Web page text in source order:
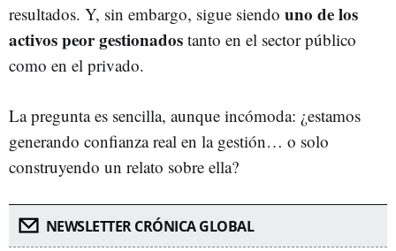
resultados. Y, sin embargo, sigue siendo uno de los
activos peor gestionados tanto en el sector público
como en el privado.
La pregunta es sencilla, aunque incómoda: ¿estamos
generando confianza real en la gestión… o solo
construyendo un relato sobre ella?
NEWSLETTER CRÓNICA GLOBAL